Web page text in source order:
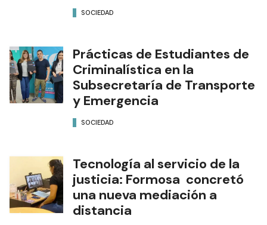
SOCIEDAD
Prácticas de Estudiantes de
Criminalística en la
Subsecretaría de Transporte
y Emergencia
SOCIEDAD
Tecnología al servicio de la
justicia: Formosa concretó
una nueva mediación a
distancia